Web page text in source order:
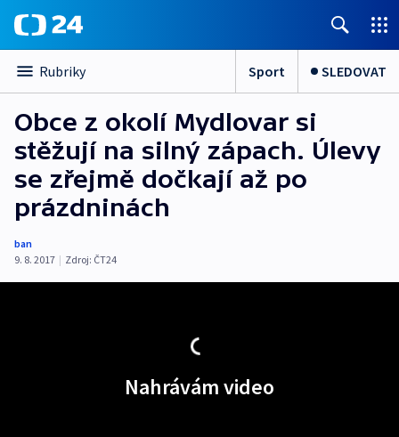
Rubriky Sport SLEDOVAT
Obce z okolí Mydlovar si
stěžují na silný zápach. Úlevy
se zřejmě dočkají až po
prázdninách
ban
9. 8. 2017 | Zdroj: ČT24
Nahrávám video